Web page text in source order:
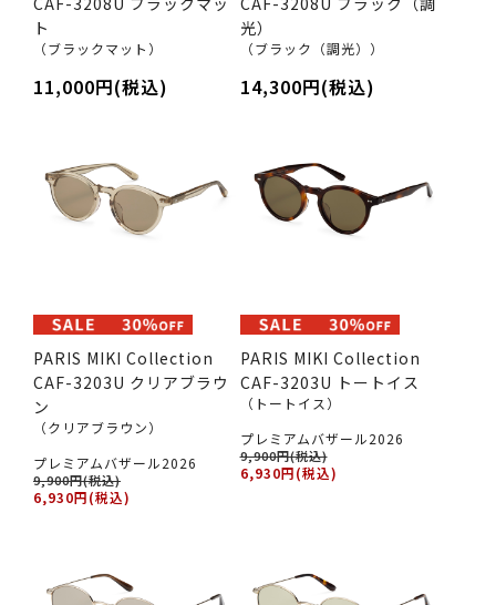
ト
（ブラックマット）
11,000円(税込)
光）
（ブラック（調光））
14,300円(税込)
PARIS MIKI Collection
CAF-3203U クリアブラウ
ン
（クリアブラウン）
プレミアムバザール2026
9,900円(税込)
6,930円(税込)
PARIS MIKI Collection
CAF-3203U トートイス
（トートイス）
プレミアムバザール2026
9,900円(税込)
6,930円(税込)